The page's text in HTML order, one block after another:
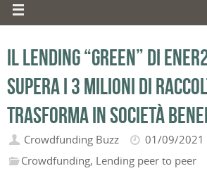
Il lending “green” di
supera i 3 milioni di
trasforma in società
Crowdfunding Buzz
01/09/2021
Crowdfunding, Lending peer to peer